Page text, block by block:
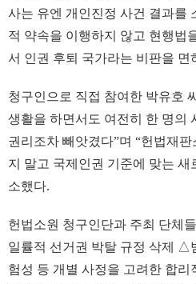
사는 유엔 개인진정 사건 결과를
적 약속을 이행하지 않고 현행법
서 인권 후퇴 국가라는 비판을 면
청구인으로 직접 참여한 박유호
생활을 하면서도 여전히 한 명의
권리조차 빼앗겼다”며 “헌법재
지 말고 국제인권 기준에 맞는 새
소했다.
헌법소원 청구인단과 주최 단체
일률적 선거권 박탈 규정 삭제 △
험성 등 개별 사정을 고려한 합